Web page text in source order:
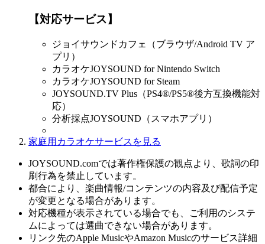
【対応サービス】
ジョイサウンドカフェ（ブラウザ/Android TV ア
プリ）
カラオケJOYSOUND for Nintendo Switch
カラオケJOYSOUND for Steam
JOYSOUND.TV Plus（PS4®/PS5®後方互換機能対
応）
分析採点JOYSOUND（スマホアプリ）
家庭用カラオケサービスを見る
JOYSOUND.comでは著作権保護の観点より、歌詞の印
刷行為を禁止しています。
都合により、楽曲情報/コンテンツの内容及び配信予定
が変更となる場合があります。
対応機種が表示されている場合でも、ご利用のシステ
ムによっては選曲できない場合があります。
リンク先のApple MusicやAmazon Musicのサービス詳細